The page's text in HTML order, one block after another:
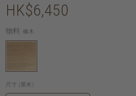
HK$6,450
物料: 橡木
尺寸 (厘米):